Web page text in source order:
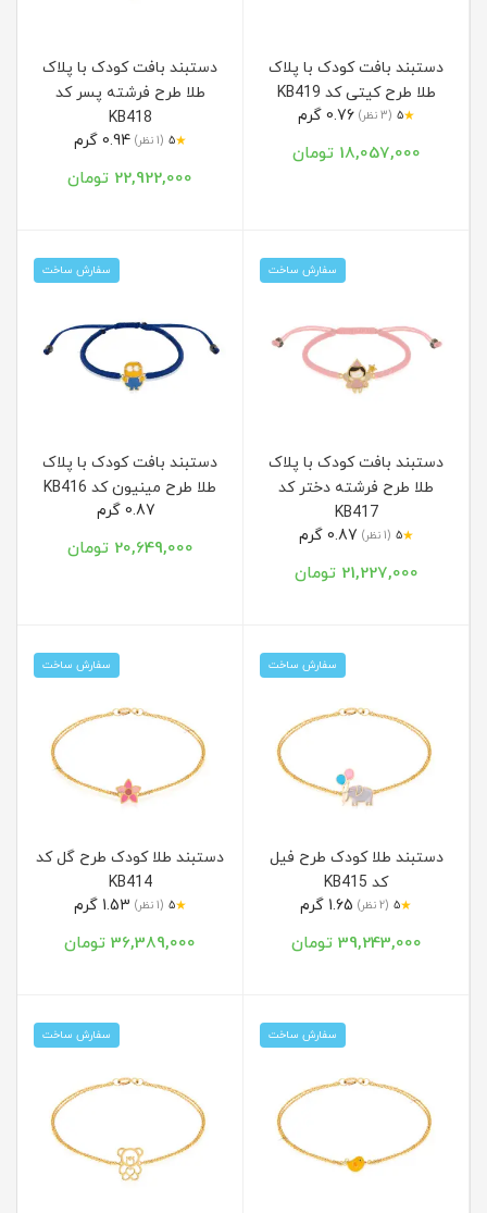
دستبند بافت کودک با پلاک
طلا طرح کیتی کد KB419
★
5 (3 نظر) 0.76 گرم
18,057,000 تومان
دستبند بافت کودک با پلاک
طلا طرح فرشته پسر کد
KB418
★
5 (1 نظر) 0.94 گرم
22,922,000 تومان
سفارش ساخت
دستبند بافت کودک با پلاک
طلا طرح فرشته دختر کد
KB417
★
5 (1 نظر)
21,227,000 تومان
سفارش ساخت
دستبند بافت کودک با پلاک
طلا طرح مینیون کد KB416
20,649,000 تومان
سفارش ساخت
دستبند طلا کودک طرح فیل
کد KB415
★
5 (2 نظر)
39,243,000 تومان
سفارش ساخت
دستبند طلا کودک طرح گل کد
KB414
★
5 (1 نظر)
36,389,000 تومان
سفارش ساخت سفارش ساخت